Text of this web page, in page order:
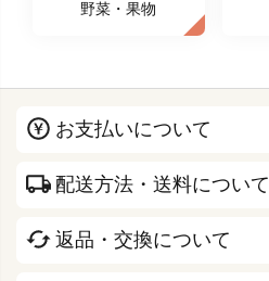
野菜・果物
お支払いについて
配送方法・送料について
返品・交換について